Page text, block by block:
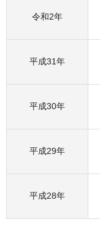
令和2年
平成31年
平成30年
平成29年
平成28年